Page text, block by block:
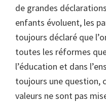
de grandes
enfants évoluent, les
toujours déclaré que
toutes les réformes
l’éducation et dans
toujours une question,
valeurs ne sont pas